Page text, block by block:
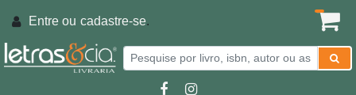
Entre ou cadastre-se.